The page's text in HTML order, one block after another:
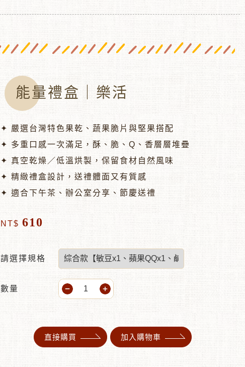
能量禮盒｜樂活
✦ 嚴選台灣特色果乾、蔬果脆片與堅果搭配
✦ 多重口感一次滿足，酥、脆、Q、香層層堆疊
✦ 真空乾燥／低溫烘製，保留食材自然風味
✦ 精緻禮盒設計，送禮體面又有質感
✦ 適合下午茶、辦公室分享、節慶送禮
NT$ 610
請選擇規格
數量
直接購買 加入購物車